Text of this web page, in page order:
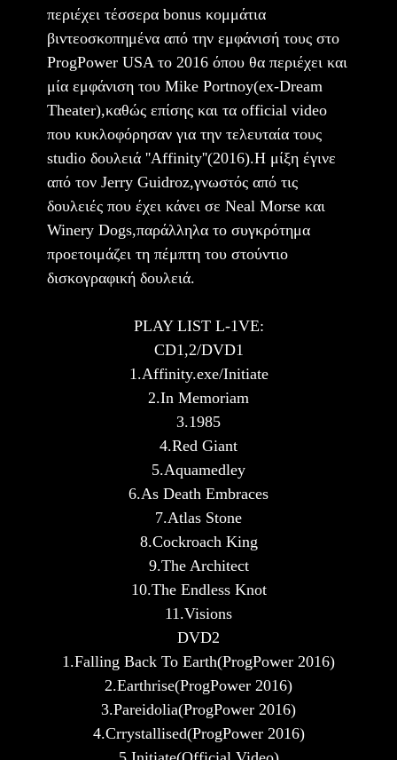
περιέχει τέσσερα bonus κομμάτια
βιντεοσκοπημένα από την εμφάνισή τους στο
ProgPower USA το 2016 όπου θα περιέχει και
μία εμφάνιση του Mike Portnoy(ex-Dream
Theater),καθώς επίσης και τα official video
που κυκλοφόρησαν για την τελευταία τους
studio δουλειά ''Affinity''(2016).Η μίξη έγινε
από τον Jerry Guidroz,γνωστός από τις
δουλειές που έχει κάνει σε Neal Morse και
Winery Dogs,παράλληλα το συγκρότημα
προετοιμάζει τη πέμπτη του στούντιο
δισκογραφική δουλειά.
PLAY LIST L-1VE:
CD1,2/DVD1
1.Affinity.exe/Initiate
2.In Memoriam
3.1985
4.Red Giant
5.Aquamedley
6.As Death Embraces
7.Atlas Stone
8.Cockroach King
9.The Architect
10.The Endless Knot
11.Visions
DVD2
1.Falling Back To Earth(ProgPower 2016)
2.Earthrise(ProgPower 2016)
3.Pareidolia(ProgPower 2016)
4.Crrystallised(ProgPower 2016)